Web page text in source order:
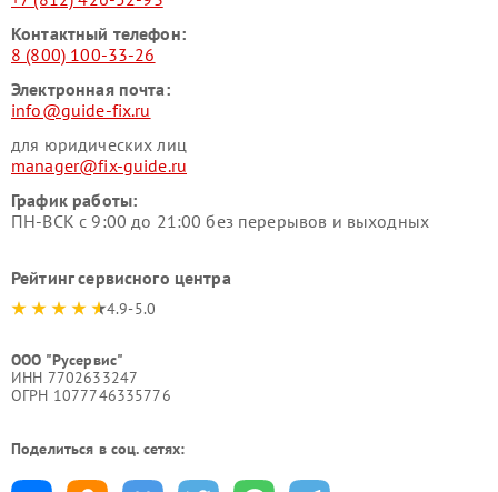
Контактный телефон:
8 (800) 100-33-26
Электронная почта:
info@guide-fix.ru
для юридических лиц
manager@fix-guide.ru
График работы:
ПН-ВСК с 9:00 до 21:00 без перерывов и выходных
Рейтинг сервисного центра
4.9-5.0
ООО "Русервис"
ИНН 7702633247
ОГРН 1077746335776
Поделиться в соц. сетях: